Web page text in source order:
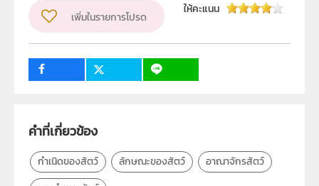
นายณัฐพงษ์ บุญปอง
วิชา
ชีววิทยา
ระดับชั้น
เพิ่มในรายการโปรด
ให้คะแนน
คำที่เกี่ยวข้อง
กำเนิดของสัตว์ ลักษณะของสัตว์
อาณาจักรสัตว์